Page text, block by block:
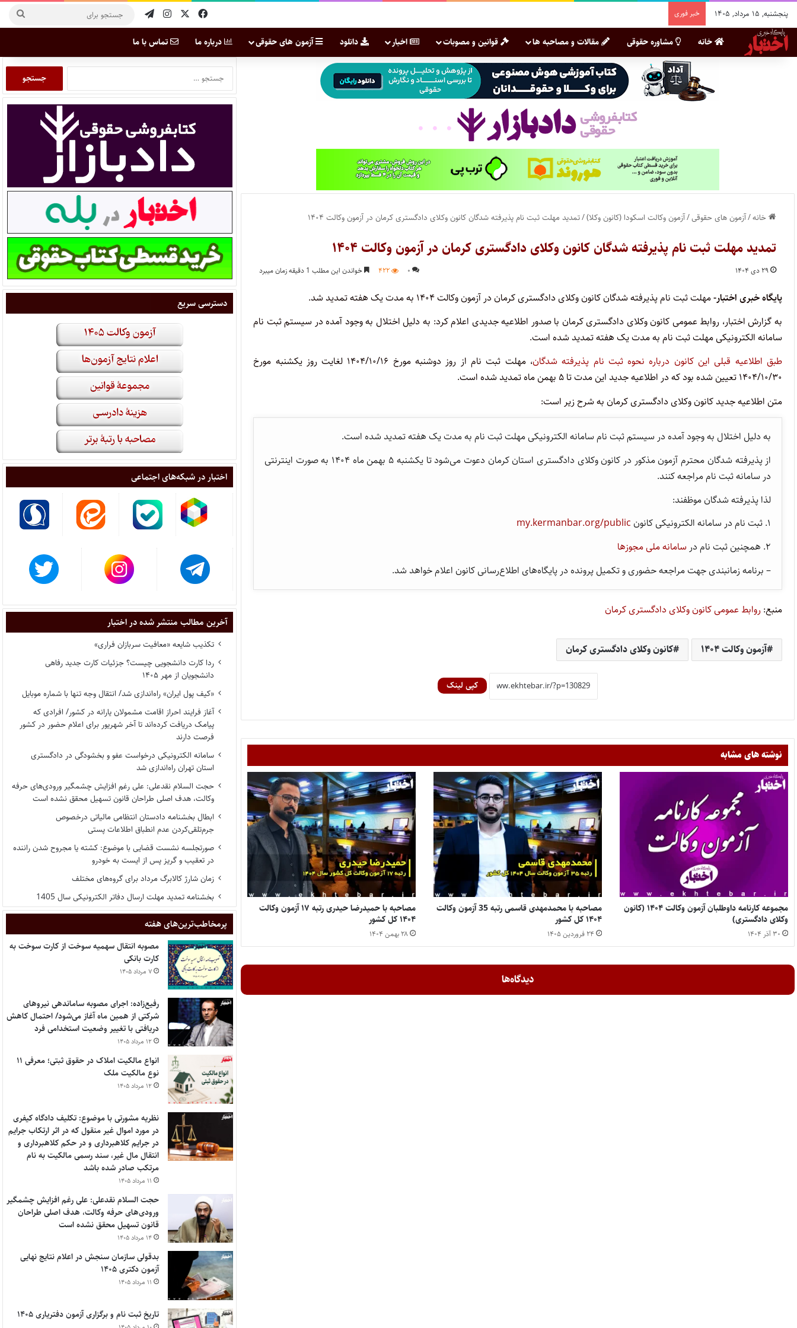
پنجشنبه, ۱۵ مرداد, ۱۴۰۵ خبر فوری
خانه مشاوره حقوقی مقالات و مصاحبه ها قوانین و مصوبات اخبار دانلود آزمون های حقوقی درباره ما تماس با ما
خانه/آزمون های حقوقی/آزمون وکالت اسکودا (کانون وکلا)/تمدید مهلت ثبت نام پذیرفته شدگان کانون وکلای دادگستری کرمان در آزمون وکالت ۱۴۰۴
تمدید مهلت ثبت نام پذیرفته شدگان کانون وکلای دادگستری کرمان در آزمون وکالت ۱۴۰۴
۲۹ دی ۱۴۰۴ ۰ ۴۲۲ خواندن این مطلب 1 دقیقه زمان میبرد
پایگاه خبری اختبار-مهلت ثبت نام پذیرفته شدگان کانون وکلای دادگستری کرمان در آزمون وکالت ۱۴۰۴ به مدت یک هفته تمدید شد.
به گزارش اختبار، روابط عمومی کانون وکلای دادگستری کرمان با صدور اطلاعیه جدیدی اعلام کرد:‌ به دلیل اختلال به وجود آمده در سیستم ثبت نام
سامانه الکترونیکی مهلت ثبت نام به مدت یک هفته تمدید شده است.
طبق اطلاعیه قبلی این کانون درباره نحوه ثبت نام پذیرفته شدگان
، مهلت ثبت نام از روز دوشنبه مورخ ۱۴۰۴/۱۰/۱۶ لغایت روز یکشنبه مورخ
۱۴۰۴/۱۰/۳۰ تعیین شده بود که در اطلاعیه جدید این مدت تا ۵ بهمن ماه تمدید شده است.
متن اطلاعیه جدید کانون وکلای دادگستری کرمان به شرح زیر است:
به دلیل اختلال به وجود آمده در سیستم ثبت نام سامانه الکترونیکی مهلت ثبت نام به مدت یک هفته تمدید شده است.
از پذیرفته شدگان محترم آزمون مذکور در کانون وکلای دادگستری استان کرمان دعوت می‌شود تا یکشنبه ۵ بهمن ماه ۱۴۰۴ به صورت اینترنتی
در سامانه ثبت نام مراجعه کنند.
لذا پذیرفته شدگان موظفند:
۱. ثبت نام در سامانه الکترونیکی کانون
my.kermanbar.org/public
۲. همچنین ثبت نام در
سامانه ملی مجوزها
– برنامه زمانبندی جهت مراجعه حضوری و تکمیل پرونده در پایگاه‌های اطلاع‌رسانی کانون اعلام خواهد شد.
منبع: روابط عمومی کانون وکلای دادگستری کرمان
آزمون وکالت ۱۴۰۴ کانون وکلای دادگستری کرمان
کپی لینک
نوشته های مشابه
مجموعه کارنامه داوطلبان آزمون وکالت ۱۴۰۴ (کانون
وکلای دادگستری)
۳۰ آذر ۱۴۰۴
مصاحبه با محمدمهدی قاسمی رتبه 35 آزمون وکالت
۱۴۰۴ کل کشور
۲۴ فروردین ۱۴۰۵
مصاحبه با حمیدرضا حیدری رتبه ۱۷ آزمون وکالت
۱۴۰۴ کل کشور
۲۸ بهمن ۱۴۰۴
دیدگاه‌ها
دسترسی سریع
اختبار در شبکه‌های اجتماعی
آخرین مطالب منتشر شده در اختبار
تکذیب شایعه «معافیت سربازان فراری»
ردا کارت دانشجویی چیست؟ جزئیات کارت جدید رفاهی
دانشجویان از مهر ۱۴۰۵
«کیف پول ایران» راه‌اندازی شد/ انتقال وجه تنها با شماره موبایل
آغاز فرایند احراز اقامت مشمولان یارانه در کشور/ افرادی که
پیامک دریافت کرده‌اند تا آخر شهریور برای اعلام حضور در کشور
فرصت دارند
سامانه الکترونیکی درخواست عفو و بخشودگی در دادگستری
استان تهران راه‌اندازی شد
حجت السلام نقدعلی: علی رغم افزایش چشمگیر ورودی‌های حرفه
وکالت، هدف اصلی طراحان قانون تسهیل محقق نشده است
ابطال بخشنامه دادستان انتظامی مالیاتی درخصوص
جرم‌تلقی‌کردن عدم انطباق اطلاعات پستی
صورتجلسه نشست قضایی با موضوع: کشته یا مجروح شدن راننده
در تعقیب و گریز پس از ایست به خودرو
زمان شارژ کالابرگ مرداد برای گروه‌های مختلف
بخشنامه تمدید مهلت ارسال دفاتر الکترونیکی سال 1405
پر‌مخاطب‌ترین‌های هفته
مصوبه انتقال سهمیه سوخت از کارت سوخت به
کارت بانکی
۷ مرداد ۱۴۰۵
رفیع‌زاده: اجرای مصوبه ساماندهی نیروهای
شرکتی از همین ماه آغاز می‌شود/ احتمال کاهش
دریافتی با تغییر وضعیت استخدامی فرد
۱۲ مرداد ۱۴۰۵
انواع مالکیت املاک در حقوق ثبتی؛ معرفی ۱۱
نوع مالکیت ملک
۱۲ مرداد ۱۴۰۵
نظریه مشورتی با موضوع: تکلیف دادگاه کیفری
در مورد اموال غیر منقول که در اثر ارتکاب جرایم
در جرایم کلاهبرداری و در حکم کلاهبرداری و
انتقال مال غیر، سند رسمی مالکیت به نام
مرتکب صادر شده باشد
۱۱ مرداد ۱۴۰۵
حجت السلام نقدعلی: علی رغم افزایش چشمگیر
ورودی‌های حرفه وکالت، هدف اصلی طراحان
قانون تسهیل محقق نشده است
۱۴ مرداد ۱۴۰۵
بدقولی سازمان سنجش در اعلام نتایج نهایی
آزمون دکتری ۱۴۰۵
۱۱ مرداد ۱۴۰۵
تاریخ ثبت نام و برگزاری آزمون دفتریاری ۱۴۰۵